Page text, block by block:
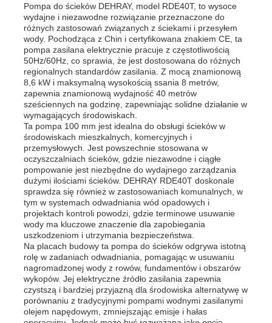
Pompa do ścieków DEHRAY, model RDE40T, to wysoce
wydajne i niezawodne rozwiązanie przeznaczone do
różnych zastosowań związanych z ściekami i przesyłem
wody. Pochodząca z Chin i certyfikowana znakiem CE, ta
pompa zasilana elektrycznie pracuje z częstotliwością
50Hz/60Hz, co sprawia, że jest dostosowana do różnych
regionalnych standardów zasilania. Z mocą znamionową
8,6 kW i maksymalną wysokością ssania 8 metrów,
zapewnia znamionową wydajność 40 metrów
sześciennych na godzinę, zapewniając solidne działanie w
wymagających środowiskach.
Ta pompa 100 mm jest idealna do obsługi ścieków w
środowiskach mieszkalnych, komercyjnych i
przemysłowych. Jest powszechnie stosowana w
oczyszczalniach ścieków, gdzie niezawodne i ciągłe
pompowanie jest niezbędne do wydajnego zarządzania
dużymi ilościami ścieków. DEHRAY RDE40T doskonale
sprawdza się również w zastosowaniach komunalnych, w
tym w systemach odwadniania wód opadowych i
projektach kontroli powodzi, gdzie terminowe usuwanie
wody ma kluczowe znaczenie dla zapobiegania
uszkodzeniom i utrzymania bezpieczeństwa.
Na placach budowy ta pompa do ścieków odgrywa istotną
rolę w zadaniach odwadniania, pomagając w usuwaniu
nagromadzonej wody z rowów, fundamentów i obszarów
wykopów. Jej elektryczne źródło zasilania zapewnia
czystszą i bardziej przyjazną dla środowiska alternatywę w
porównaniu z tradycyjnymi pompami wodnymi zasilanymi
olejem napędowym, zmniejszając emisje i hałas